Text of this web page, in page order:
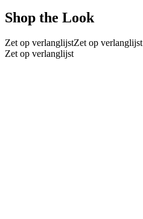
Shop the Look
Zet op verlanglijstZet op verlanglijst
Zet op verlanglijst